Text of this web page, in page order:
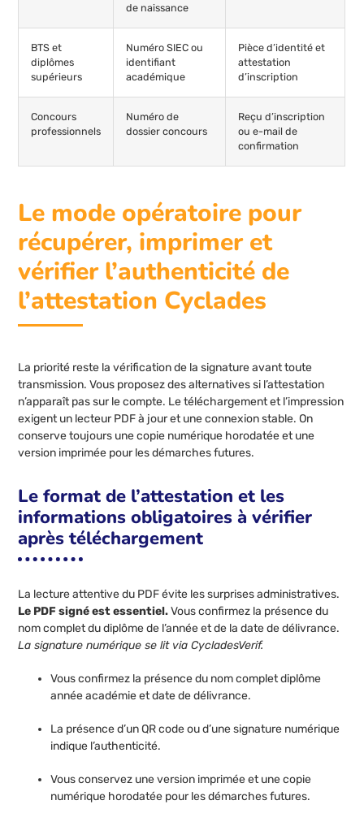
de naissance
BTS et
diplômes
supérieurs
Numéro SIEC ou
identifiant
académique
Pièce d’identité et
attestation
d’inscription
Concours
professionnels
Numéro de
dossier concours
Reçu d’inscription
ou e-mail de
confirmation
Le mode opératoire pour
récupérer, imprimer et
vérifier l’authenticité de
l’attestation Cyclades
La priorité reste la vérification de la signature avant toute
transmission. Vous proposez des alternatives si l’attestation
n’apparaît pas sur le compte. Le téléchargement et l’impression
exigent un lecteur PDF à jour et une connexion stable. On
conserve toujours une copie numérique horodatée et une
version imprimée pour les démarches futures.
Le format de l’attestation et les
informations obligatoires à vérifier
après téléchargement
La lecture attentive du PDF évite les surprises administratives.
Le PDF signé est essentiel.Vous confirmez la présence du
nom complet du diplôme de l’année et de la date de délivrance.
La signature numérique se lit via CycladesVerif.
Vous confirmez la présence du nom complet diplôme
année académie et date de délivrance.
La présence d’un QR code ou d’une signature numérique
indique l’authenticité.
Vous conservez une version imprimée et une copie
numérique horodatée pour les démarches futures.